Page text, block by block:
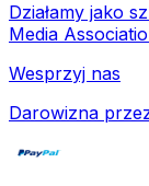
Działamy jako
Media
Wesprzyj nas
Darowizna